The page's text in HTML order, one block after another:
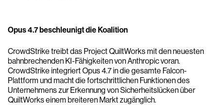
Opus 4.7 beschleunigt die Koalition
CrowdStrike treibt das Project QuiltWorks mit den neuesten
bahnbrechenden KI-Fähigkeiten von Anthropic voran.
CrowdStrike integriert Opus 4.7 in die gesamte Falcon-
Plattform und macht die fortschrittlichen Funktionen des
Unternehmens zur Erkennung von Sicherheitslücken über
QuiltWorks einem breiteren Markt zugänglich.